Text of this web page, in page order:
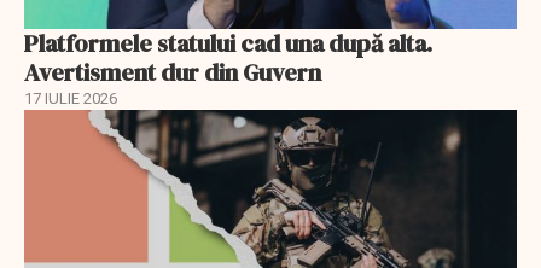
Platformele statului cad una după alta.
Avertisment dur din Guvern
17 IULIE 2026